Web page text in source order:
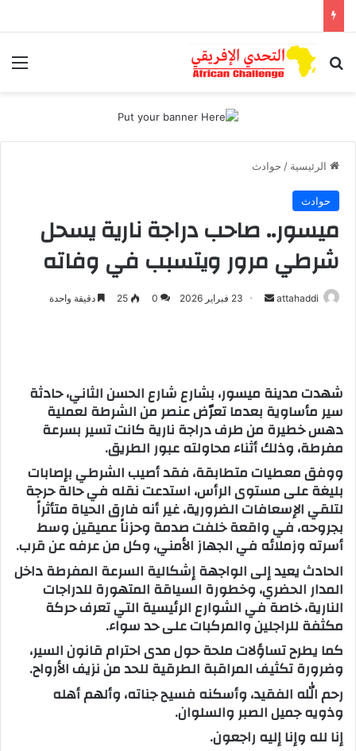
بحث عن
الرئيسية / حوادث
حوادث
ميسور.. صاحب دراجة نارية يسحل
شرطي مرور ويتسبب في وفاته
attahaddi
ر
د
ا
إ
ل
ك
ت
ر
و
ي
ا
23 فبراير 2026 0
25 دقيقة واحدة
شهدت مدينة ميسور، بشارع شارع الحسن الثاني، حادثة
سير مأساوية بعدما تعرّض عنصر من الشرطة لعملية
دهس خطيرة من طرف دراجة نارية كانت تسير بسرعة
مفرطة، وذلك أثناء محاولته عبور الطريق.
ووفق معطيات متطابقة، فقد أصيب الشرطي بإصابات
بليغة على مستوى الرأس، استدعت نقله في حالة حرجة
لتلقي الإسعافات الضرورية، غير أنه فارق الحياة متأثراً
بجروحه، في واقعة خلفت صدمة وحزناً عميقين وسط
أسرته وزملائه في الجهاز الأمني، وكل من عرفه عن قرب.
الحادث يعيد إلى الواجهة إشكالية السرعة المفرطة داخل
المدار الحضري، وخطورة السياقة المتهورة للدراجات
النارية، خاصة في الشوارع الرئيسية التي تعرف حركة
مكثفة للراجلين والمركبات على حد سواء.
كما يطرح تساؤلات ملحة حول مدى احترام قانون السير،
وضرورة تكثيف المراقبة الطرقية للحد من نزيف الأرواح.
رحم الله الفقيد، وأسكنه فسيح جناته، وألهم أهله
وذويه جميل الصبر والسلوان.
إنا لله وإنا إليه راجعون.